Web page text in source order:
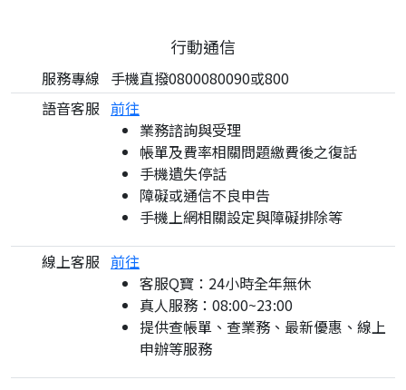
行動通信
服務專線 手機直撥0800080090或800
語音客服 前往
業務諮詢與受理
帳單及費率相關問題繳費後之復話
手機遺失停話
障礙或通信不良申告
手機上網相關設定與障礙排除等
線上客服 前往
客服Q寶：24小時全年無休
真人服務：08:00~23:00
提供查帳單、查業務、最新優惠、線上
申辦等服務